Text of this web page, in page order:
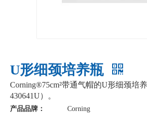
U形细颈培养瓶
Corning®75cm²带通气帽的U形细颈培
430641U）。
产品品牌： Corning